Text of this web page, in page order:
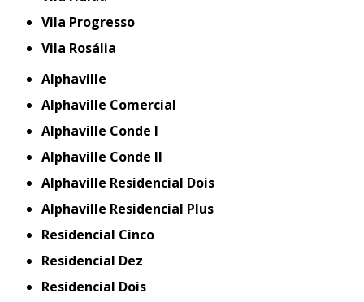
Vila Progresso
Vila Rosália
Alphaville
Alphaville Comercial
Alphaville Conde I
Alphaville Conde II
Alphaville Residencial Dois
Alphaville Residencial Plus
Residencial Cinco
Residencial Dez
Residencial Dois